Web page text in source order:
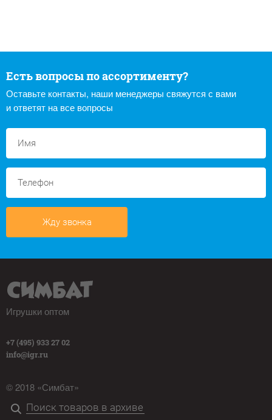
Есть вопросы по ассортименту?
Оставьте контакты, наши менеджеры свяжутся с вами
и ответят на все вопросы
Жду звонка
Игрушки оптом
+7 (495) 933 27 02
info@igr.ru
© 2018 «Симбат»